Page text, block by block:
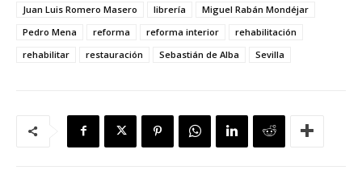
Juan Luis Romero Masero
librería
Miguel Rabán Mondéjar
Pedro Mena
reforma reforma interior
rehabilitación
rehabilitar
restauración Sebastián de Alba Sevilla